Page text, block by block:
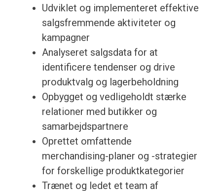
Udviklet og implementeret effektive
salgsfremmende aktiviteter og
kampagner
Analyseret salgsdata for at
identificere tendenser og drive
produktvalg og lagerbeholdning
Opbygget og vedligeholdt stærke
relationer med butikker og
samarbejdspartnere
Oprettet omfattende
merchandising-planer og -strategier
for forskellige produktkategorier
Trænet og ledet et team af